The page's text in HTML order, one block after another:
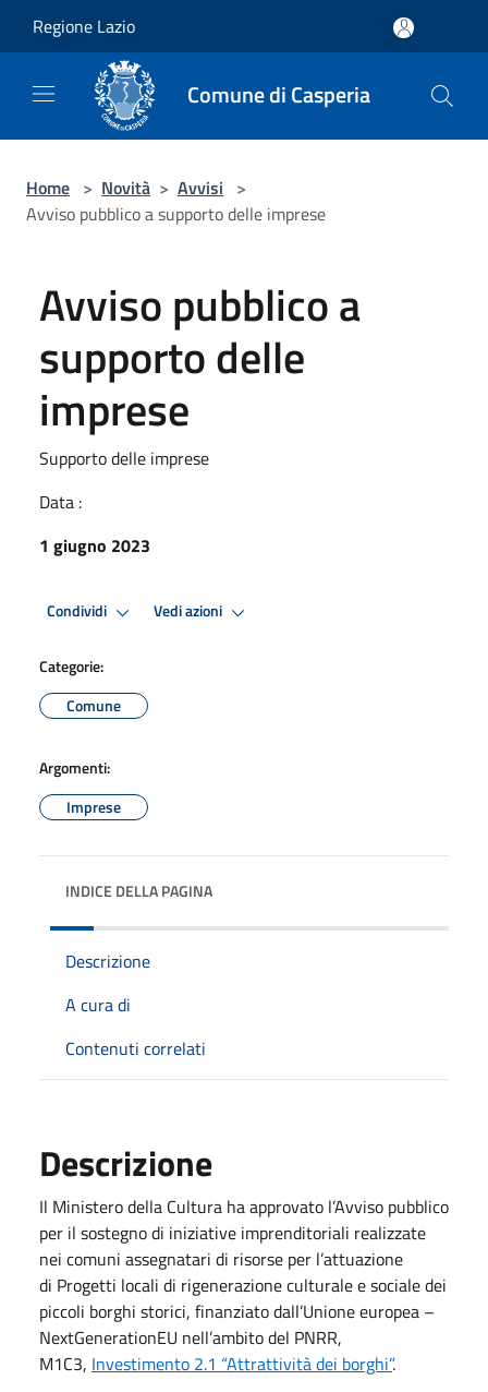
Regione Lazio
Comune di Casperia
Home > Novità > Avvisi >
Avviso pubblico a supporto delle imprese
Avviso pubblico a
supporto delle
imprese
Supporto delle imprese
Data :
1 giugno 2023
Condividi Vedi azioni
Categorie:
Comune
Argomenti:
Imprese
INDICE DELLA PAGINA
Descrizione
A cura di
Contenuti correlati
Descrizione
Il Ministero della Cultura ha approvato l’Avviso pubblico
per il sostegno di iniziative imprenditoriali realizzate
nei comuni assegnatari di risorse per l’attuazione
di Progetti locali di rigenerazione culturale e sociale dei
piccoli borghi storici, finanziato dall’Unione europea –
NextGenerationEU nell’ambito del PNRR,
M1C3, Investimento 2.1 “Attrattività dei borghi”.